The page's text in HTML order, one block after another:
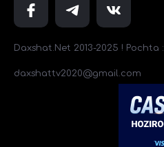
Daxshat.Net 2013-2025 ! Pochta :
daxshattv2020@gmail.com